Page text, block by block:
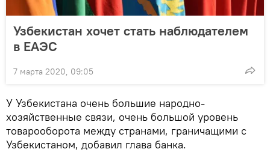
Узбекистан хочет стать наблюдателем
в ЕАЭС
7 марта 2020, 09:05
У Узбекистана очень большие народно-
хозяйственные связи, очень большой уровень
товарооборота между странами, граничащими с
Узбекистаном, добавил глава банка.